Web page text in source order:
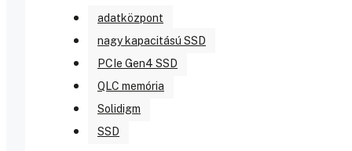
adatközpont
nagy kapacitású SSD
PCIe Gen4 SSD
QLC memória
Solidigm
SSD